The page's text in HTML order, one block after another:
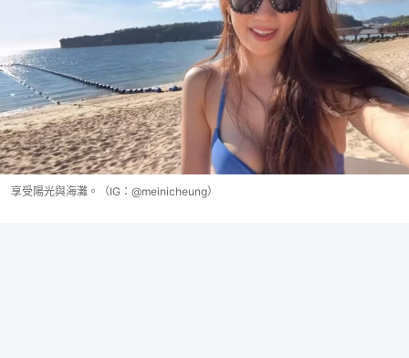
享受陽光與海灘。（IG：@meinicheung）